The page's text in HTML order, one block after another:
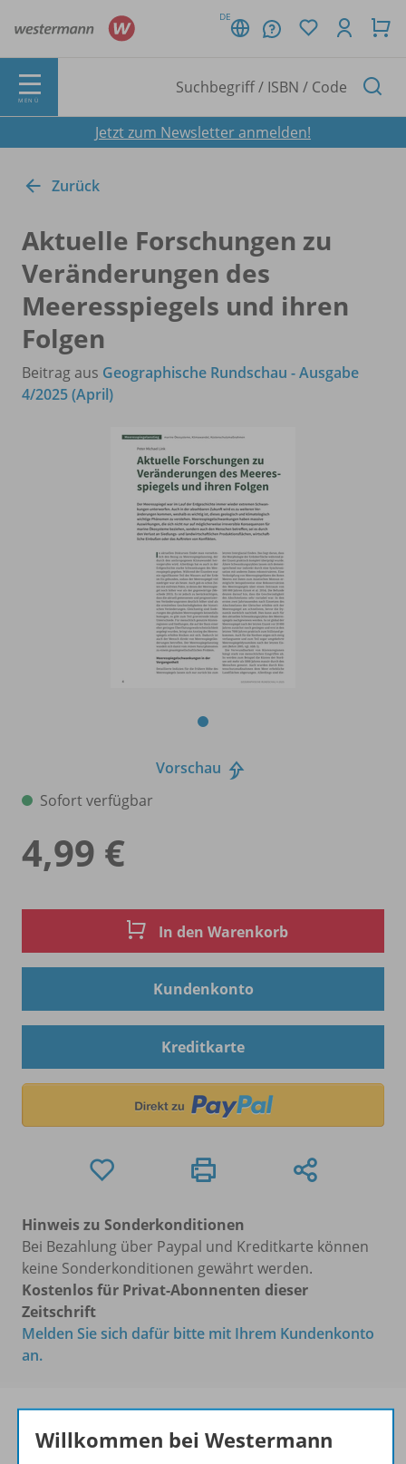
DE
MENÜ
Jetzt zum Newsletter anmelden!
Zurück
Aktuelle Forschungen zu
Veränderungen des
Meeresspiegels und ihren
Folgen
Beitrag aus Geographische Rundschau - Ausgabe
4/2025 (April)
Vorschau
Sofort verfügbar
4,99 €
In den Warenkorb
Kundenkonto
Kreditkarte
Hinweis zu Sonderkonditionen
Bei Bezahlung über Paypal und Kreditkarte können
keine Sonderkonditionen gewährt werden.
Kostenlos für Privat-Abonnenten dieser
Zeitschrift
Melden Sie sich dafür bitte mit Ihrem Kundenkonto
an.
Willkommen bei Westermann